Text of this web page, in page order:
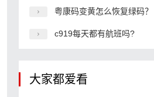
粤康码变黄怎么恢复绿码？
c919每天都有航班吗?
大家都爱看